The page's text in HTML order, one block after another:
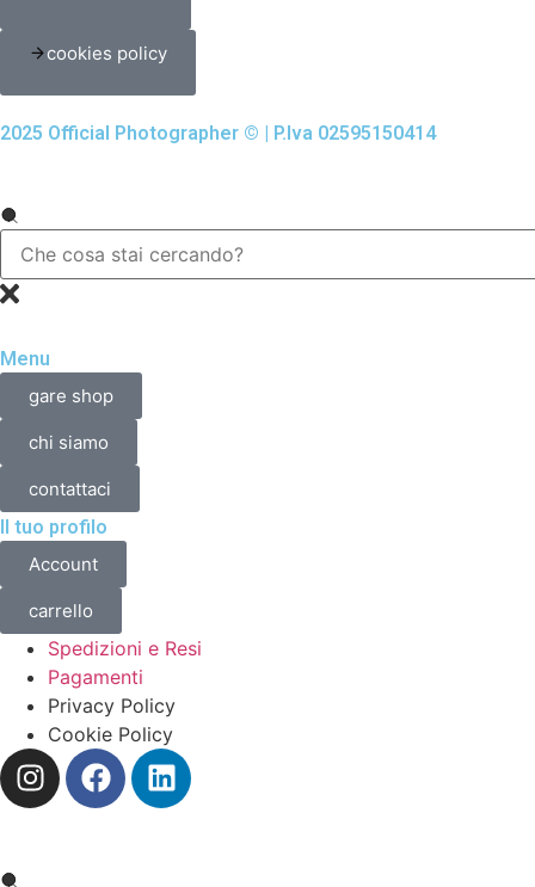
cookies policy
2025 Official Photographer © | P.Iva 02595150414
Menu
gare shop
chi siamo
contattaci
Il tuo profilo
Account
carrello
Spedizioni e Resi
Pagamenti
Privacy Policy
Cookie Policy